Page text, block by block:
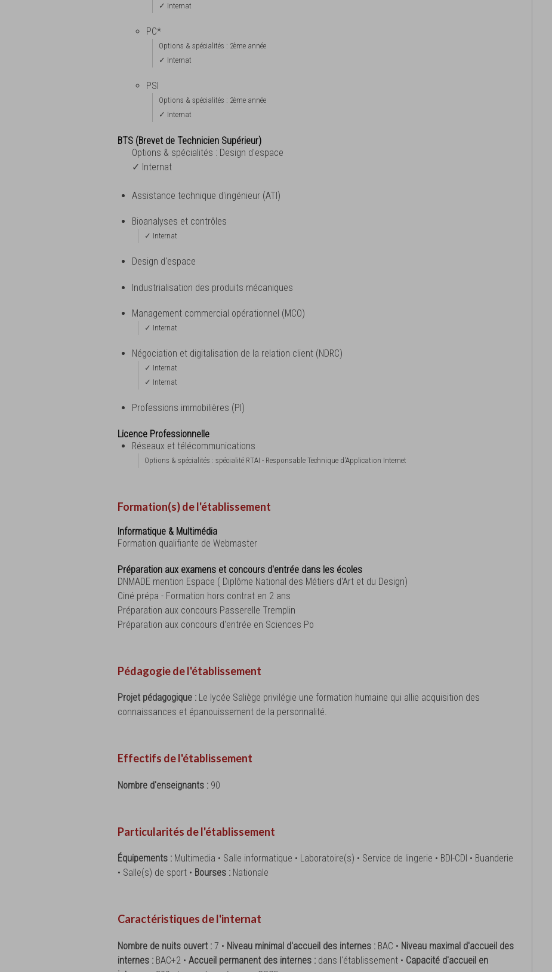
✓ Internat
PC*
Options & spécialités : 2ème année
✓ Internat
PSI
Options & spécialités : 2ème année
✓ Internat
BTS (Brevet de Technicien Supérieur)
Options & spécialités : Design d'espace
✓ Internat
Assistance technique d'ingénieur (ATI)
Bioanalyses et contrôles
✓ Internat
Design d'espace
Industrialisation des produits mécaniques
Management commercial opérationnel (MCO)
✓ Internat
Négociation et digitalisation de la relation client (NDRC)
✓ Internat
✓ Internat
Professions immobilières (PI)
Licence Professionnelle
Réseaux et télécommunications
Options & spécialités : spécialité RTAI - Responsable Technique d'Application Internet
Formation(s) de l'établissement
Informatique & Multimédia
Formation qualifiante de Webmaster
Préparation aux examens et concours d'entrée dans les écoles
DNMADE mention Espace ( Diplôme National des Métiers d'Art et du Design)
Ciné prépa - Formation hors contrat en 2 ans
Préparation aux concours Passerelle Tremplin
Préparation aux concours d'entrée en Sciences Po
Pédagogie de l'établissement
Projet pédagogique : Le lycée Saliège privilégie une formation humaine qui allie acquisition des
connaissances et épanouissement de la personnalité.
Effectifs de l'établissement
Nombre d'enseignants : 90
Particularités de l'établissement
Équipements : Multimedia • Salle informatique • Laboratoire(s) • Service de lingerie • BDI-CDI • Buanderie
• Salle(s) de sport • Bourses : Nationale
Caractéristiques de l'internat
Nombre de nuits ouvert : 7 • Niveau minimal d'accueil des internes : BAC • Niveau maximal d'accueil des
internes : BAC+2 • Accueil permanent des internes : dans l'établissement • Capacité d'accueil en